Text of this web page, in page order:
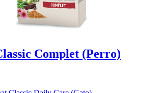
Complet (Perro)